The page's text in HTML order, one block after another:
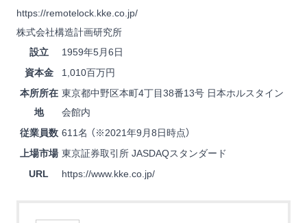
https://remotelock.kke.co.jp/
株式会社構造計画研究所
設立
1959年5月6日
資本金
1,010百万円
本所所在
地
東京都中野区本町4丁目38番13号 日本ホルスタイン
会館内
従業員数 611名 （※2021年9月8日時点）
上場市場 東京証券取引所 JASDAQスタンダード
URL
https://www.kke.co.jp/